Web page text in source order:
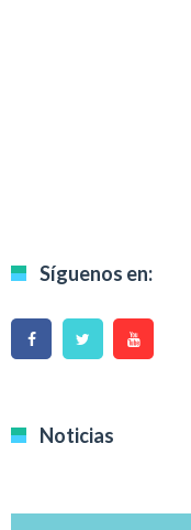
Síguenos en:
Noticias